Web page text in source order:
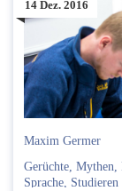
14 Dez. 2016
Maxim Germer
Gerüchte, Mythen,
Sprache, Studieren